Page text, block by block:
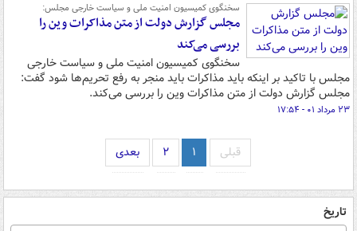
سخنگوی کمیسیون امنیت ملی و سیاست خارجی مجلس:
مجلس گزارش دولت از متن مذاکرات وین را
بررسی می‌کند
سخنگوی کمیسیون امنیت ملی و سیاست خارجی
مجلس با تاکید بر اینکه باید مذاکرات باید منجر به رفع تحریم‌ها شود گفت:
مجلس گزارش دولت از متن مذاکرات وین را بررسی می‌کند.
۲۳ مرداد ۰۱ - ۱۷:۵۴
قبلی ۱ ۲ بعدی
تاریخ